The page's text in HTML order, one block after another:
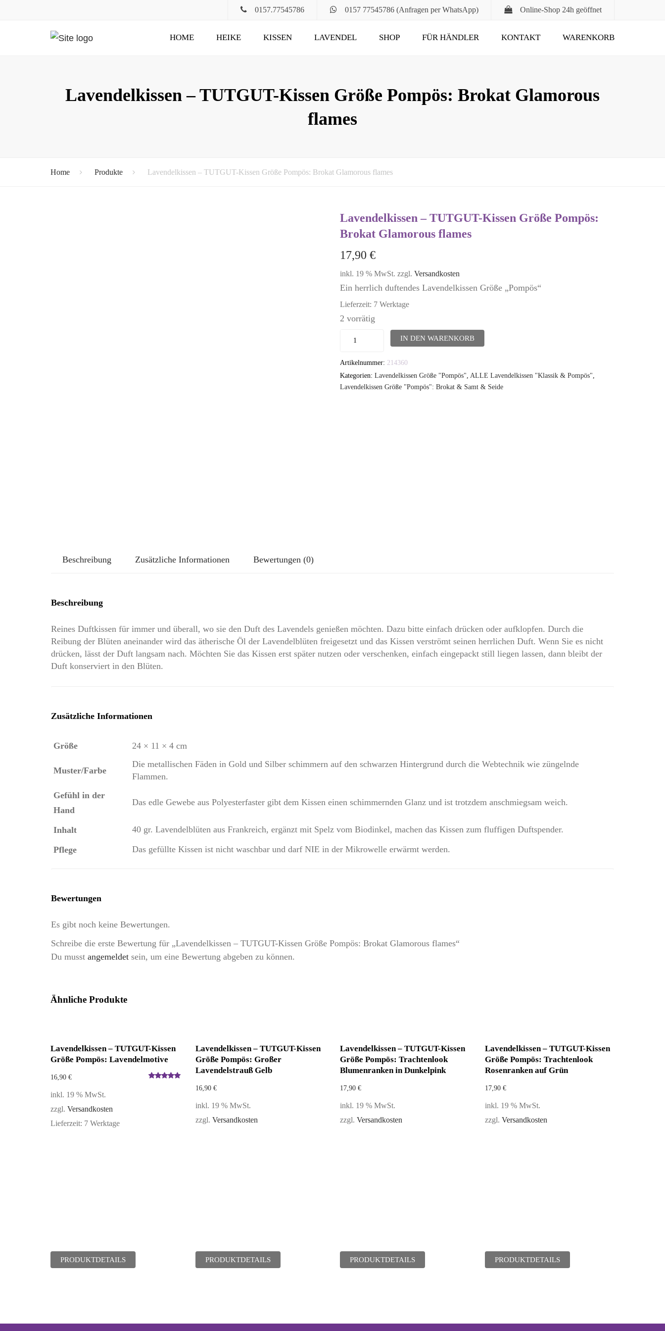
0157.77545786 0157 77545786 (Anfragen per WhatsApp) Online-Shop 24h geöffnet
Submit
HOME HEIKE KISSEN
MAXIMA
LAVENDEL
FÜR MUND, HALS
UND HAARE
UND DANN NOCH
SHOP FÜR HÄNDLER KONTAKT WARENKORB
Lavendelkissen – TUTGUT-Kissen Größe Pompös: Brokat Glamorous
flames
Home Produkte Lavendelkissen – TUTGUT-Kissen Größe Pompös: Brokat Glamorous flames
Lavendelkissen – TUTGUT-Kissen Größe Pompös:
Brokat Glamorous flames
17,90 €
inkl. 19 % MwSt. zzgl. Versandkosten
Ein herrlich duftendes Lavendelkissen Größe „Pompös“
Lieferzeit: 7 Werktage
2 vorrätig
Lavendelkissen
TUTGUT-
Kissen
IN DEN WARENKORB
Artikelnummer: 214360
Kategorien: Lavendelkissen Größe "Pompös" ALLE Lavendelkissen "Klassik & Pompös"
Lavendelkissen Größe "Pompös": Brokat & Samt & Seide
Beschreibung Zusätzliche Informationen Bewertungen (0)
Beschreibung
Reines Duftkissen für immer und überall, wo sie den Duft des Lavendels genießen möchten. Dazu bitte einfach drücken oder aufklopfen. Durch die
Reibung der Blüten aneinander wird das ätherische Öl der Lavendelblüten freigesetzt und das Kissen verströmt seinen herrlichen Duft. Wenn Sie es nicht
drücken, lässt der Duft langsam nach. Möchten Sie das Kissen erst später nutzen oder verschenken, einfach eingepackt still liegen lassen, dann bleibt der
Duft konserviert in den Blüten.
Zusätzliche Informationen
Größe 24 × 11 × 4 cm
Muster/Farbe
Die metallischen Fäden in Gold und Silber schimmern auf den schwarzen Hintergrund durch die Webtechnik wie züngelnde
Flammen.
Gefühl in der
Hand
Das edle Gewebe aus Polyesterfaster gibt dem Kissen einen schimmernden Glanz und ist trotzdem anschmiegsam weich.
Inhalt 40 gr. Lavendelblüten aus Frankreich, ergänzt mit Spelz vom Biodinkel, machen das Kissen zum fluffigen Duftspender.
Pflege Das gefüllte Kissen ist nicht waschbar und darf NIE in der Mikrowelle erwärmt werden.
Bewertungen
Es gibt noch keine Bewertungen.
Schreibe die erste Bewertung für „Lavendelkissen – TUTGUT-Kissen Größe Pompös: Brokat Glamorous flames“
Du musst angemeldet sein, um eine Bewertung abgeben zu können.
Ähnliche Produkte
Lavendelkissen – TUTGUT-Kissen
Größe Pompös: Lavendelmotive
16,90 €
inkl. 19 % MwSt.
zzgl. Versandkosten
Lieferzeit: 7 Werktage
PRODUKTDETAILS
Lavendelkissen – TUTGUT-Kissen
Größe Pompös: Großer
Lavendelstrauß Gelb
16,90 €
inkl. 19 % MwSt.
zzgl. Versandkosten
PRODUKTDETAILS
Lavendelkissen – TUTGUT-Kissen
Größe Pompös: Trachtenlook
Blumenranken in Dunkelpink
17,90 €
inkl. 19 % MwSt.
zzgl. Versandkosten
PRODUKTDETAILS
Lavendelkissen – TUTGUT-Kissen
Größe Pompös: Trachtenlook
Rosenranken auf Grün
17,90 €
inkl. 19 % MwSt.
zzgl. Versandkosten
PRODUKTDETAILS